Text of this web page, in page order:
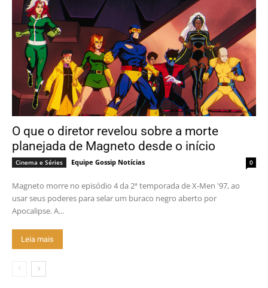
O que o diretor revelou sobre a morte
planejada de Magneto desde o início
Cinema e Séries Equipe Gossip Notícias 0
Magneto morre no episódio 4 da 2ª temporada de X-Men '97, ao
usar seus poderes para selar um buraco negro aberto por
Apocalipse. A...
Leia mais